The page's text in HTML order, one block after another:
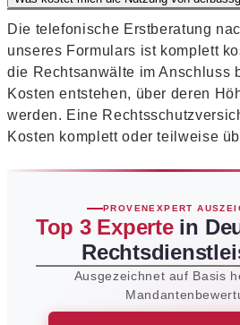
Die telefonische Erstberatung
unseres Formulars ist komplett
die Rechtsanwälte im Anschluss
Kosten entstehen, über deren
werden. Eine
Kosten komplett oder teilweise
PROVENEXPERT
Top 3 Expertein
Ausgezeichnet auf Basis